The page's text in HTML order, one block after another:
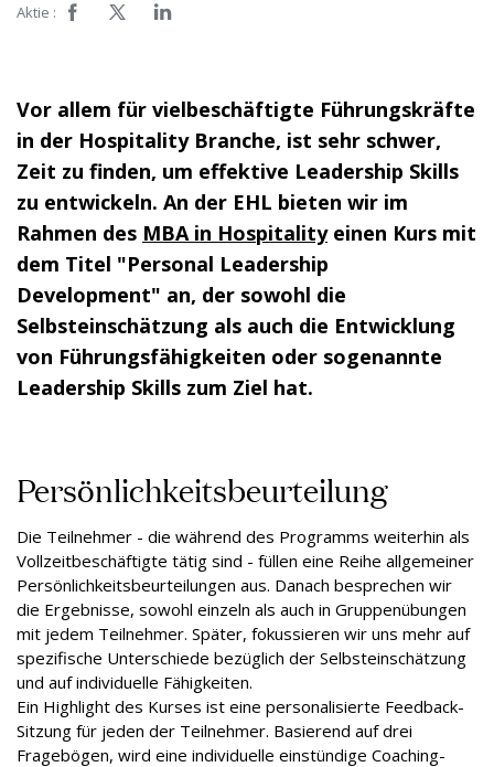
Aktie :
Vor allem für vielbeschäftigte Führungskräfte
in der Hospitality Branche, ist sehr schwer,
Zeit zu finden, um effektive Leadership Skills
zu entwickeln. An der EHL bieten wir im
Rahmen des MBA in Hospitalityeinen Kurs mit
dem Titel "Personal Leadership
Development" an, der sowohl die
Selbsteinschätzung als auch die Entwicklung
von Führungsfähigkeiten oder sogenannte
Leadership Skills zum Ziel hat.
Persönlichkeitsbeurteilung
Die Teilnehmer - die während des Programms weiterhin als
Vollzeitbeschäftigte tätig sind - füllen eine Reihe allgemeiner
Persönlichkeitsbeurteilungen aus. Danach besprechen wir
die Ergebnisse, sowohl einzeln als auch in Gruppenübungen
mit jedem Teilnehmer. Später, fokussieren wir uns mehr auf
spezifische Unterschiede bezüglich der Selbsteinschätzung
und auf individuelle Fähigkeiten.
Ein Highlight des Kurses ist eine personalisierte Feedback-
Sitzung für jeden der Teilnehmer. Basierend auf drei
Fragebögen, wird eine individuelle einstündige Coaching-